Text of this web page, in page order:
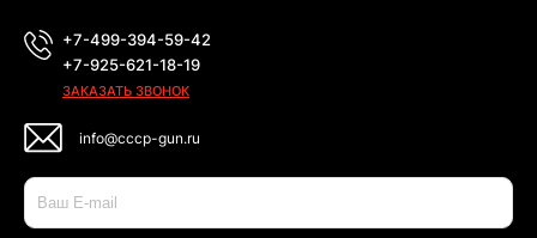
+7-499-394-59-42
+7-925-621-18-19
ЗАКАЗАТЬ ЗВОНОК
info@cccp-gun.ru